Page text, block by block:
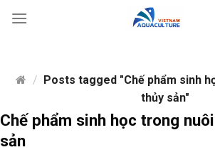
content/ Posts tagged "Chế phẩm sinh
thủy sản"
Chế phẩm sinh học trong
sản